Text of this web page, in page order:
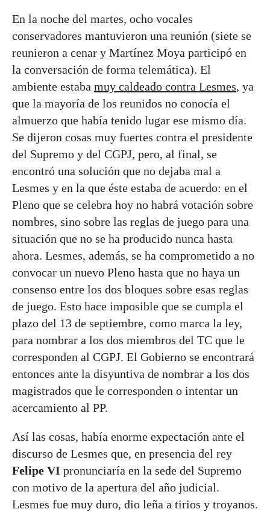
En la noche del martes, ocho vocales
conservadores mantuvieron una reunión (siete se
reunieron a cenar y Martínez Moya participó en
la conversación de forma telemática). El
ambiente estaba muy caldeado contra Lesmes, ya
que la mayoría de los reunidos no conocía el
almuerzo que había tenido lugar ese mismo día.
Se dijeron cosas muy fuertes contra el presidente
del Supremo y del CGPJ, pero, al final, se
encontró una solución que no dejaba mal a
Lesmes y en la que éste estaba de acuerdo: en el
Pleno que se celebra hoy no habrá votación sobre
nombres, sino sobre las reglas de juego para una
situación que no se ha producido nunca hasta
ahora. Lesmes, además, se ha comprometido a no
convocar un nuevo Pleno hasta que no haya un
consenso entre los dos bloques sobre esas reglas
de juego. Esto hace imposible que se cumpla el
plazo del 13 de septiembre, como marca la ley,
para nombrar a los dos miembros del TC que le
corresponden al CGPJ. El Gobierno se encontrará
entonces ante la disyuntiva de nombrar a los dos
magistrados que le corresponden o intentar un
acercamiento al PP.
Así las cosas, había enorme expectación ante el
discurso de Lesmes que, en presencia del rey
Felipe VI pronunciaría en la sede del Supremo
con motivo de la apertura del año judicial.
Lesmes fue muy duro, dio leña a tirios y troyanos.